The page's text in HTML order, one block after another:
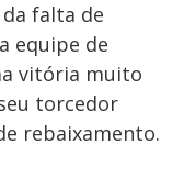
falta de
equipe de
vitória muito
torcedor
rebaixamento.